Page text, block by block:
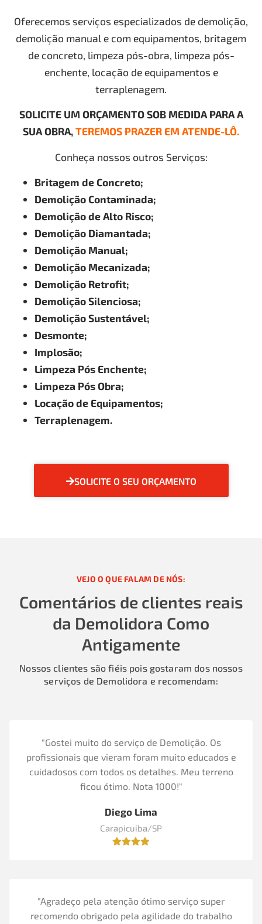
Oferecemos serviços especializados de demolição,
demolição manual e com equipamentos, britagem
de concreto, limpeza pós-obra, limpeza pós-
enchente, locação de equipamentos e
terraplenagem.
SOLICITE UM ORÇAMENTO SOB MEDIDA PARA A
SUA OBRA,TEREMOS PRAZER EM ATENDE-LÔ.
Conheça nossos outros Serviços:
Britagem de Concreto;
Demolição Contaminada;
Demolição de Alto Risco;
Demolição Diamantada;
Demolição Manual;
Demolição Mecanizada;
Demolição Retrofit;
Demolição Silenciosa;
Demolição Sustentável;
Desmonte;
Implosão;
Limpeza Pós Enchente;
Limpeza Pós Obra;
Locação de Equipamentos;
Terraplenagem.
SOLICITE O SEU ORÇAMENTO
VEJO O QUE FALAM DE NÓS:
Comentários de clientes reais
da Demolidora Como
Antigamente
Nossos clientes são fiéis pois gostaram dos nossos
serviços de Demolidora e recomendam:
"Gostei muito do serviço de Demolição. Os
profissionais que vieram foram muito educados e
cuidadosos com todos os detalhes. Meu terreno
ficou ótimo. Nota 1000!"
Diego Lima
Carapicuíba/SP
"Agradeço pela atenção ótimo serviço super
recomendo obrigado pela agilidade do trabalho